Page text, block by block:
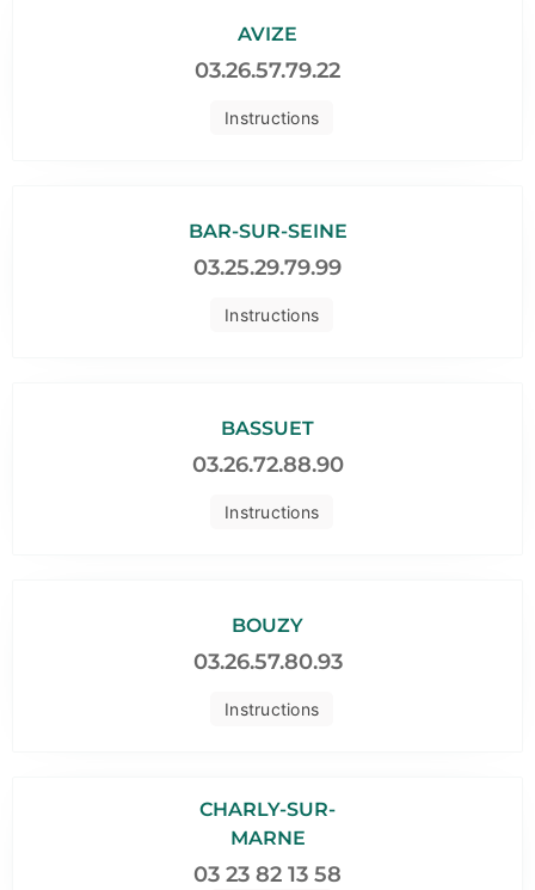
Instructions
AVIZE
03.26.57.79.22
Instructions
BAR-SUR-SEINE
03.25.29.79.99
Instructions
BASSUET
03.26.72.88.90
Instructions
BOUZY
03.26.57.80.93
CHARLY-SUR-
MARNE
03 23 82 13 58